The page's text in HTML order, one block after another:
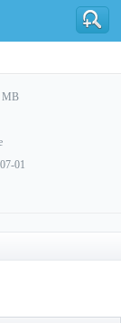
MB
01